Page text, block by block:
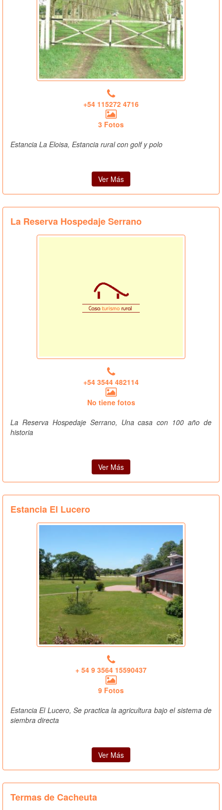
+54 115272 4716
3 Fotos
Estancia La Eloisa, Estancia rural con golf y polo
Ver Más
La Reserva Hospedaje Serrano
+54 3544 482114
No tiene fotos
La Reserva Hospedaje Serrano, Una casa con 100 año de
historia
Ver Más
Estancia El Lucero
+ 54 9 3564 15590437
9 Fotos
Estancia El Lucero, Se practica la agricultura bajo el sistema de
siembra directa
Ver Más
Termas de Cacheuta